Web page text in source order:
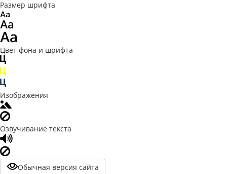
Размер шрифта
Цвет фона и шрифта
Изображения
Озвучивание текста
Обычная версия сайта